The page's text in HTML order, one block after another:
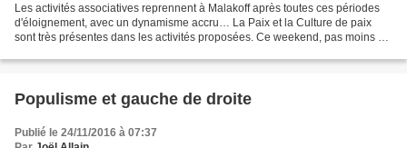
Les activités associatives reprennent à Malakoff après toutes ces périodes
d'éloignement, avec un dynamisme accru… La Paix et la Culture de paix
sont très présentes dans les activités proposées. Ce weekend, pas moins de
Populisme et gauche de droite
Publié le 24/11/2016 à 07:37